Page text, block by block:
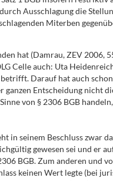
Ausschlagung die
Miterben
hat (Damrau, ZEV 2006,
Celle auch: Uta
Darauf hat auch
Entscheidung nicht
von § 2306 BGB
in seinem Beschluss zwar
gewesen sei und er
BGB. Zum anderen und
keinen Wert legte (bei